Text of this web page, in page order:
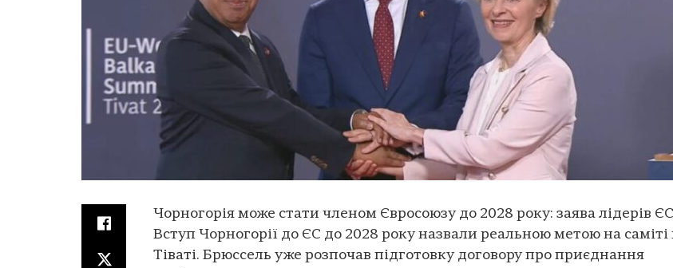
Чорногорія може стати членом Євросоюзу до 2028 року: заява лідерів
Вступ Чорногорії до ЄС до 2028 року назвали реальною метою на саміті
Тіваті. Брюссель уже розпочав підготовку договору про приєднання